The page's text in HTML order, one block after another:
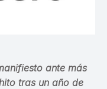
ante más
tras un año de